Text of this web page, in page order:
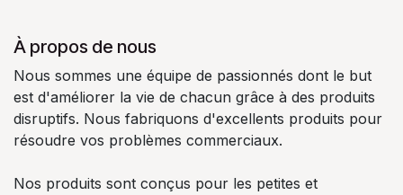
À propos de nous
Nous sommes une équipe de passionnés dont le but
est d'améliorer la vie de chacun grâce à des produits
disruptifs. Nous fabriquons d'excellents produits pour
résoudre vos problèmes commerciaux.
Nos produits sont conçus pour les petites et